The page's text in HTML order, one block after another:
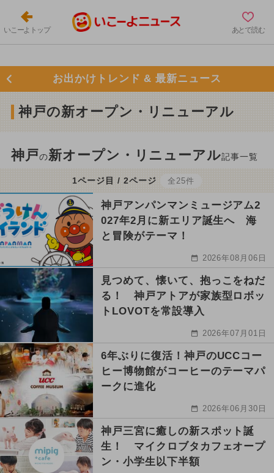
いこーよトップ あとで読む
お出かけトレンド & 最新ニュース
神戸の新オープン・リニューアル
神戸の新オープン・リニューアル記事一覧
1ページ目 / 2ページ 全25件
神戸アンパンマンミュージアム2
027年2月に新エリア誕生へ 海
と冒険がテーマ！
2026年08月06日
見つめて、懐いて、抱っこをねだ
る！ 神戸アトアが家族型ロボッ
トLOVOTを常設導入
2026年07月01日
6年ぶりに復活！神戸のUCCコー
ヒー博物館がコーヒーのテーマパ
ークに進化
2026年06月30日
神戸三宮に癒しの新スポット誕
生！ マイクロブタカフェオープ
ン・小学生以下半額